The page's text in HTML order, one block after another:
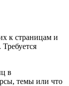
к страницам и
в
темы или что